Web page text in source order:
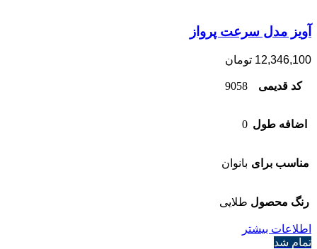
آویز مدل سرعت پرواز
12,346,100 تومان
کد قدیمی 9058
اضافه طول 0
مناسب برای بانوان
رنگ محصول طلایی
اطلاعات بیشتر
تمام شد